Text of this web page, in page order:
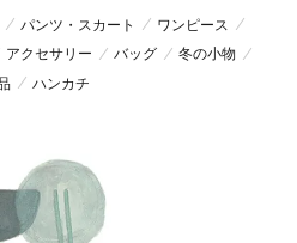
パンツ・スカート
ワンピース
アクセサリー バッグ
冬の小物
ハンカチ